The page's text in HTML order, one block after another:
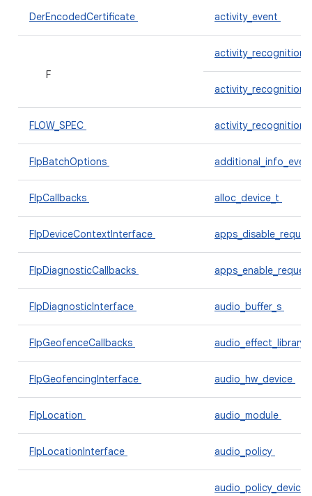
DerEncodedCertificate activity_event
F
FLOW_SPEC
FlpBatchOptions
FlpCallbacks alloc_device_t
FlpDeviceContextInterface
FlpDiagnosticCallbacks
FlpDiagnosticInterface audio_buffer_s
FlpGeofenceCallbacks
FlpGeofencingInterface audio_hw_device
FlpLocation audio_module
FlpLocationInterface audio_policy
audio_policy_device